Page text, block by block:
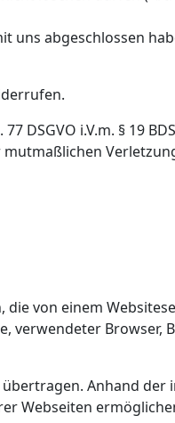
uns abgeschlossen
DSGVO i.V.m. § 19
die von einem
verwendeter Browser,
Anhand der
Webseiten